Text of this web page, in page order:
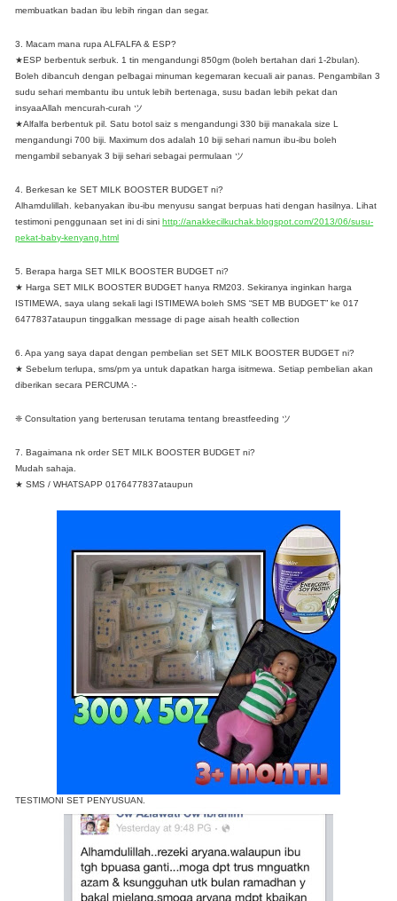
membuatkan badan ibu lebih ringan dan segar.
3. Macam mana rupa ALFALFA & ESP?
★ESP berbentuk serbuk. 1 tin mengandungi 850gm (boleh bertahan dari 1-2bulan).
Boleh dibancuh dengan pelbagai minuman kegemaran kecuali air panas. Pengambilan 3
sudu sehari membantu ibu untuk lebih bertenaga, susu badan lebih pekat dan
insyaaAllah mencurah-curah ツ
★Alfalfa berbentuk pil. Satu botol saiz s mengandungi 330 biji manakala size L
mengandungi 700 biji. Maximum dos adalah 10 biji sehari namun ibu-ibu boleh
mengambil sebanyak 3 biji sehari sebagai permulaan ツ
4. Berkesan ke SET MILK BOOSTER BUDGET ni?
Alhamdulillah. kebanyakan ibu-ibu menyusu sangat berpuas hati dengan hasilnya. Lihat
testimoni penggunaan set ini di sinihttp://anakkecilkuchak.blogspot.com/2013/06/susu-
pekat-baby-kenyang.html
5. Berapa harga SET MILK BOOSTER BUDGET ni?
★ Harga SET MILK BOOSTER BUDGET hanya RM203. Sekiranya inginkan harga
ISTIMEWA, saya ulang sekali lagi ISTIMEWA boleh SMS “SET MB BUDGET” ke 017
6477837ataupun tinggalkan message di page aisah health collection
6. Apa yang saya dapat dengan pembelian set SET MILK BOOSTER BUDGET ni?
★ Sebelum terlupa, sms/pm ya untuk dapatkan harga isitmewa. Setiap pembelian akan
diberikan secara PERCUMA :-
❈ Consultation yang berterusan terutama tentang breastfeeding ツ
7. Bagaimana nk order SET MILK BOOSTER BUDGET ni?
Mudah sahaja.
★ SMS / WHATSAPP 0176477837ataupun
TESTIMONI SET PENYUSUAN.